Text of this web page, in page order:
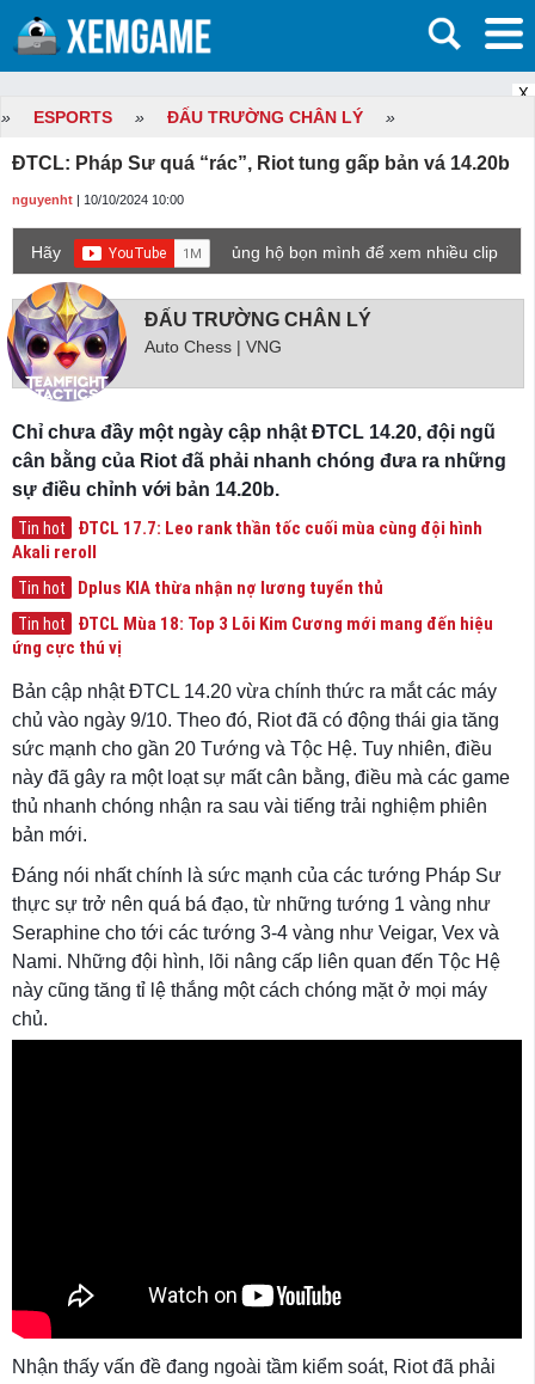
X
» ESPORTS » ĐẤU TRƯỜNG CHÂN LÝ »
ĐTCL: Pháp Sư quá “rác”, Riot tung gấp bản vá 14.20b
nguyenht | 10/10/2024 10:00
Hãy
ủng hộ bọn mình để xem nhiều clip
game mới hơn nhé!
ĐẤU TRƯỜNG CHÂN LÝ
Auto Chess | VNG
Chỉ chưa đầy một ngày cập nhật ĐTCL 14.20, đội ngũ
cân bằng của Riot đã phải nhanh chóng đưa ra những
sự điều chỉnh với bản 14.20b.
Tin hot
ĐTCL 17.7: Leo rank thần tốc cuối mùa cùng đội hình
Akali reroll
Tin hot Dplus KIA thừa nhận nợ lương tuyển thủ
Tin hot
ĐTCL Mùa 18: Top 3 Lõi Kim Cương mới mang đến hiệu
ứng cực thú vị
Bản cập nhật ĐTCL 14.20 vừa chính thức ra mắt các máy
chủ vào ngày 9/10. Theo đó, Riot đã có động thái gia tăng
sức mạnh cho gần 20 Tướng và Tộc Hệ. Tuy nhiên, điều
này đã gây ra một loạt sự mất cân bằng, điều mà các game
thủ nhanh chóng nhận ra sau vài tiếng trải nghiệm phiên
bản mới.
Đáng nói nhất chính là sức mạnh của các tướng Pháp Sư
thực sự trở nên quá bá đạo, từ những tướng 1 vàng như
Seraphine cho tới các tướng 3-4 vàng như Veigar, Vex và
Nami. Những đội hình, lõi nâng cấp liên quan đến Tộc Hệ
này cũng tăng tỉ lệ thắng một cách chóng mặt ở mọi máy
chủ.
Nhận thấy vấn đề đang ngoài tầm kiểm soát, Riot đã phải